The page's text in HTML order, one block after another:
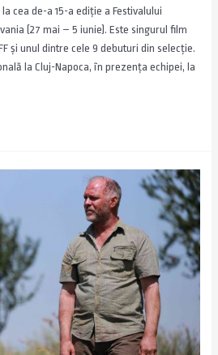
cea de-a 15-a ediție a Festivalului
(27 mai – 5 iunie). Este singurul film
și unul dintre cele 9 debuturi din selecție.
la Cluj-Napoca, în prezența echipei, la